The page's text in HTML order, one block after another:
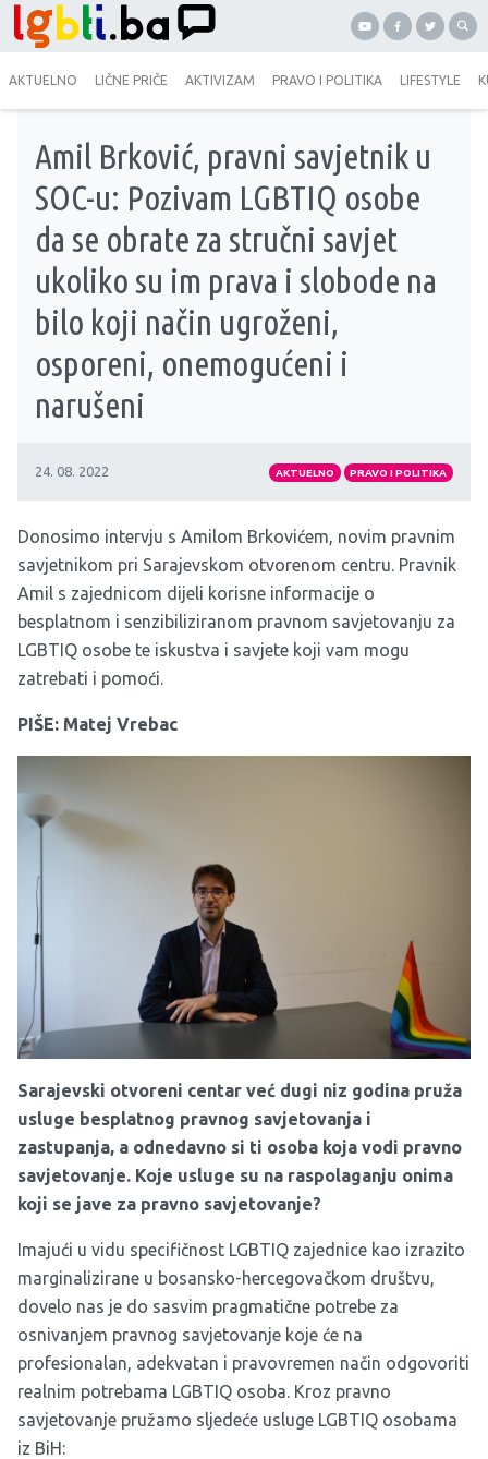
AKTUELNO LIČNE PRIČE AKTIVIZAM PRAVO I POLITIKA LIFESTYLE
Amil Brković, pravni savjetnik u
SOC-u: Pozivam LGBTIQ osobe
da se obrate za stručni savjet
ukoliko su im prava i slobode na
bilo koji način ugroženi,
osporeni, onemogućeni i
narušeni
24. 08. 2022 AKTUELNO PRAVO I POLITIKA
Donosimo intervju s Amilom Brkovićem, novim pravnim
savjetnikom pri Sarajevskom otvorenom centru. Pravnik
Amil s zajednicom dijeli korisne informacije o
besplatnom i senzibiliziranom pravnom savjetovanju za
LGBTIQ osobe te iskustva i savjete koji vam mogu
zatrebati i pomoći.
PIŠE: Matej Vrebac
Sarajevski otvoreni centar već dugi niz godina pruža
usluge besplatnog pravnog savjetovanja i
zastupanja, a odnedavno si ti osoba koja vodi pravno
savjetovanje. Koje usluge su na raspolaganju onima
koji se jave za pravno savjetovanje?
Imajući u vidu specifičnost LGBTIQ zajednice kao izrazito
marginalizirane u bosansko-hercegovačkom društvu,
dovelo nas je do sasvim pragmatične potrebe za
osnivanjem pravnog savjetovanje koje će na
profesionalan, adekvatan i pravovremen način odgovoriti
realnim potrebama LGBTIQ osoba. Kroz pravno
savjetovanje pružamo sljedeće usluge LGBTIQ osobama
iz BiH: